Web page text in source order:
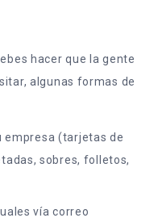
hacer que la gente
algunas formas de
empresa (tarjetas de
sobres, folletos,
vía correo